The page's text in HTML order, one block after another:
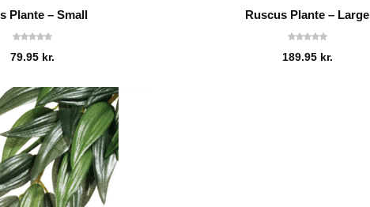
Plante – Small
79.95 kr.
Ruscus Plante – Large
189.95 kr.